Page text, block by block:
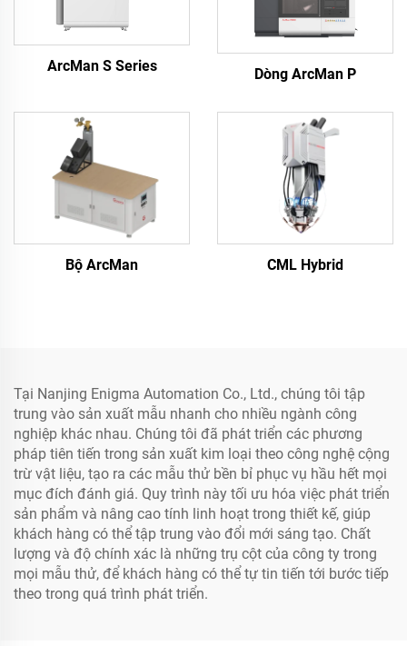
ArcMan S Series Dòng ArcMan P
Bộ ArcMan CML Hybrid
Tại Nanjing Enigma Automation Co., Ltd., chúng tôi tập
trung vào sản xuất mẫu nhanh cho nhiều ngành công
nghiệp khác nhau. Chúng tôi đã phát triển các phương
pháp tiên tiến trong sản xuất kim loại theo công nghệ cộng
trừ vật liệu, tạo ra các mẫu thử bền bỉ phục vụ hầu hết mọi
mục đích đánh giá. Quy trình này tối ưu hóa việc phát triển
sản phẩm và nâng cao tính linh hoạt trong thiết kế, giúp
khách hàng có thể tập trung vào đổi mới sáng tạo. Chất
lượng và độ chính xác là những trụ cột của công ty trong
mọi mẫu thử, để khách hàng có thể tự tin tiến tới bước tiếp
theo trong quá trình phát triển.